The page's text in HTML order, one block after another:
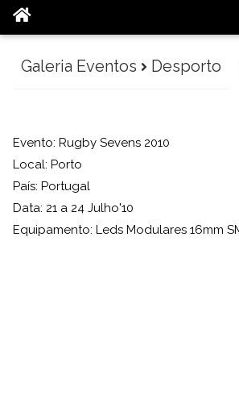
Galeria Eventos Desporto
Evento: Rugby Sevens 2010
Local: Porto
País: Portugal
Data: 21 a 24 Julho'10
Equipamento: Leds Modulares 16mm